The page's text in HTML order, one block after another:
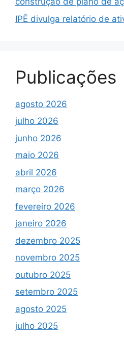
IPÊ divulga relatório de
Publicações
agosto 2026
julho 2026
junho 2026
maio 2026
abril 2026
março 2026
fevereiro 2026
janeiro 2026
dezembro 2025
novembro 2025
outubro 2025
setembro 2025
agosto 2025
julho 2025